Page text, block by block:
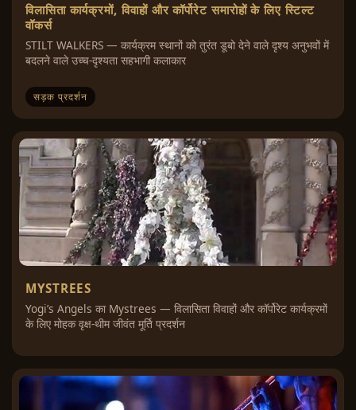
विलासिता कार्यक्रमों, विवाहों और कॉर्पोरेट समारोहों के लिए स्टिल्ट
वॉकर्स
STILT WALKERS — कार्यक्रम स्थानों को तुरंत डूबो देने वाले दृश्य अनुभवों में
बदलने वाले उच्च-दृश्यता सहभागी कलाकार
सड़क प्रदर्शन
MYSTREES
Yogi’s Angels का Mystrees — विलासिता विवाहों और कॉर्पोरेट कार्यक्रमों
के लिए मोहक वृक्ष-थीम जीवंत मूर्ति प्रदर्शन